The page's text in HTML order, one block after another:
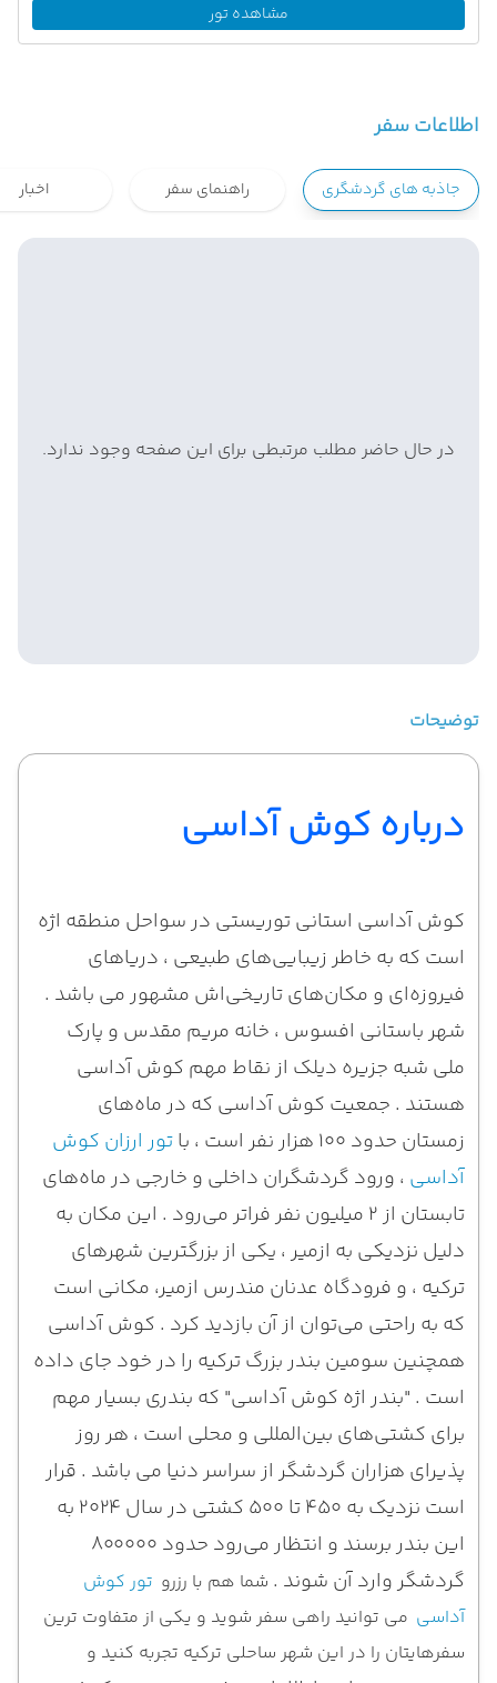
مشاهده تور
اطلاعات سفر
جاذبه های گردشگری راهنمای سفر اخبار
در حال حاضر مطلب مرتبطی برای این صفحه وجود ندارد.
توضیحات
درباره کوش آداسی
کوش آداسی استانی توریستی در سواحل منطقه اژه
است که به خاطر زیبایی‌های طبیعی ، دریاهای
فیروزه‌ای و مکان‌های تاریخی‌اش مشهور می باشد .
شهر باستانی افسوس ، خانه مریم مقدس و پارک
ملی شبه جزیره دیلک از نقاط مهم کوش آداسی
هستند . جمعیت کوش آداسی که در ماه‌های
زمستان حدود ۱۰۰ هزار نفر است ، با
تور ارزان کوش
آداسی ، ورود گردشگران داخلی و خارجی در ماه‌های
تابستان از ۲ میلیون نفر فراتر می‌رود . این مکان به
دلیل نزدیکی به ازمیر ، یکی از بزرگترین شهرهای
ترکیه ، و فرودگاه عدنان مندرس ازمیر، مکانی است
که به راحتی می‌توان از آن بازدید کرد . کوش آداسی
همچنین سومین بندر بزرگ ترکیه را در خود جای داده
است . "بندر اژه کوش آداسی" که بندری بسیار مهم
برای کشتی‌های بین‌المللی و محلی است ، هر روز
پذیرای هزاران گردشگر از سراسر دنیا می باشد . قرار
است نزدیک به ۴۵۰ تا ۵۰۰ کشتی در سال ۲۰۲۴ به
این بندر برسند و انتظار می‌رود حدود ۸۰۰۰۰۰
گردشگر وارد آن شوند . شما هم با رزرو تور کوش
آداسی می توانید راهی سفر شوید و یکی از متفاوت ترین
سفرهایتان را در این شهر ساحلی ترکیه تجربه کنید و